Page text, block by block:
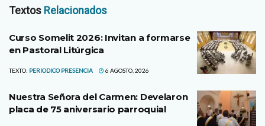
Textos Relacionados
Curso Somelit 2026: Invitan a formarse
en Pastoral Litúrgica
TEXTO: PERIODICO PRESENCIA 6 AGOSTO, 2026
Nuestra Señora del Carmen: Develaron
placa de 75 aniversario parroquial